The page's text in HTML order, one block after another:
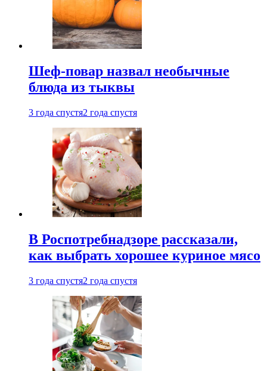
Шеф-повар назвал необычные
блюда из тыквы
3 года спустя2 года спустя
В Роспотребнадзоре рассказали,
как выбрать хорошее куриное мясо
3 года спустя2 года спустя